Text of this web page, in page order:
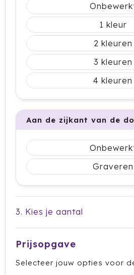
Krossland
Larq
MagLite
Maxema
Mentos
Mepal
Moleskine
MOYU
Muse
Norländer
Oma's Brievenbustaart
1
2
3
4
Aan de zijkant van de
Graveren
3. Kies je aantal
Prijsopgave
Selecteer jouw opties voor